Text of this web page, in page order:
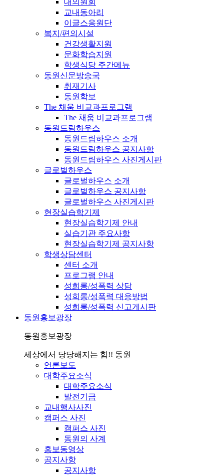
대의원회
교내동아리
이글스응원단
복지/편의시설
건강생활지원
문화학습지원
학생식당 주간메뉴
동원신문방송국
취재기사
동원학보
The 채움 비교과프로그램
The 채움 비교과프로그램
동원드림하우스
동원드림하우스 소개
동원드림하우스 공지사항
동원드림하우스 사진게시판
글로벌하우스
글로벌하우스 소개
글로벌하우스 공지사항
글로벌하우스 사진게시판
현장실습학기제
현장실습학기제 안내
실습기관 주요사항
현장실습학기제 공지사항
학생상담센터
센터 소개
프로그램 안내
성희롱/성폭력 상담
성희롱/성폭력 대응방법
성희롱/성폭력 신고게시판
동원홍보광장
동원홍보광장
세상에서 당당해지는 힘!! 동원
언론보도
대학주요소식
대학주요소식
발전기금
교내행사사진
캠퍼스 사진
캠퍼스 사진
동원의 사계
홍보동영상
공지사항
공지사항